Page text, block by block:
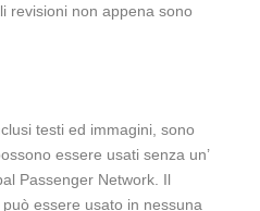
revisioni non appena sono
testi ed immagini, sono
essere usati senza un’
Passenger Network. Il
essere usato in nessuna